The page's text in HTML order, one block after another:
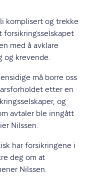
komplisert og trekke
forsikringsselskapet
med å avklare
og krevende.
må borre oss
etter en
og
avtaler ble inngått
Nilssen.
har forsikringene i
deg om at
Nilssen.